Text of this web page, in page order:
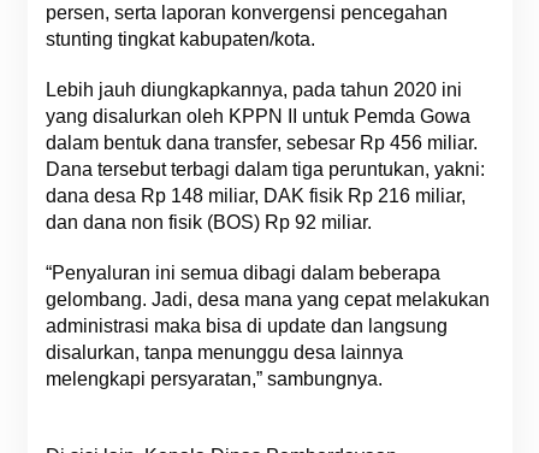
persen, serta laporan konvergensi pencegahan
stunting tingkat kabupaten/kota.
Lebih jauh diungkapkannya, pada tahun 2020 ini
yang disalurkan oleh KPPN II untuk Pemda Gowa
dalam bentuk dana transfer, sebesar Rp 456 miliar.
Dana tersebut terbagi dalam tiga peruntukan, yakni:
dana desa Rp 148 miliar, DAK fisik Rp 216 miliar,
dan dana non fisik (BOS) Rp 92 miliar.
“Penyaluran ini semua dibagi dalam beberapa
gelombang. Jadi, desa mana yang cepat melakukan
administrasi maka bisa di update dan langsung
disalurkan, tanpa menunggu desa lainnya
melengkapi persyaratan,” sambungnya.